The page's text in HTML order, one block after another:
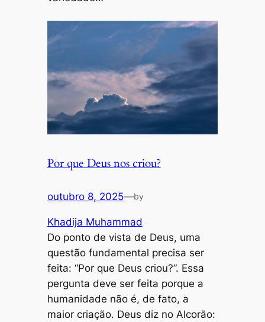
Por que Deus nos criou?
outubro 8, 2025—by
Khadija Muhammad
Do ponto de vista de Deus, uma
questão fundamental precisa ser
feita: “Por que Deus criou?”. Essa
pergunta deve ser feita porque a
humanidade não é, de fato, a
maior criação. Deus diz no Alcorão: